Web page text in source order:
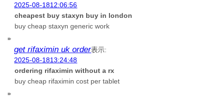
2025-08-1812:06:56
cheapest buy staxyn buy in london
buy cheap staxyn generic work
get rifaximin uk order表示:
2025-08-1813:24:48
ordering rifaximin without a rx
buy cheap rifaximin cost per tablet